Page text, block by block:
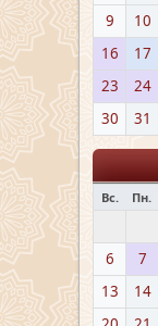
9
10
16
17
23
24
30
31
Вс. Пн.
6
7
13
14